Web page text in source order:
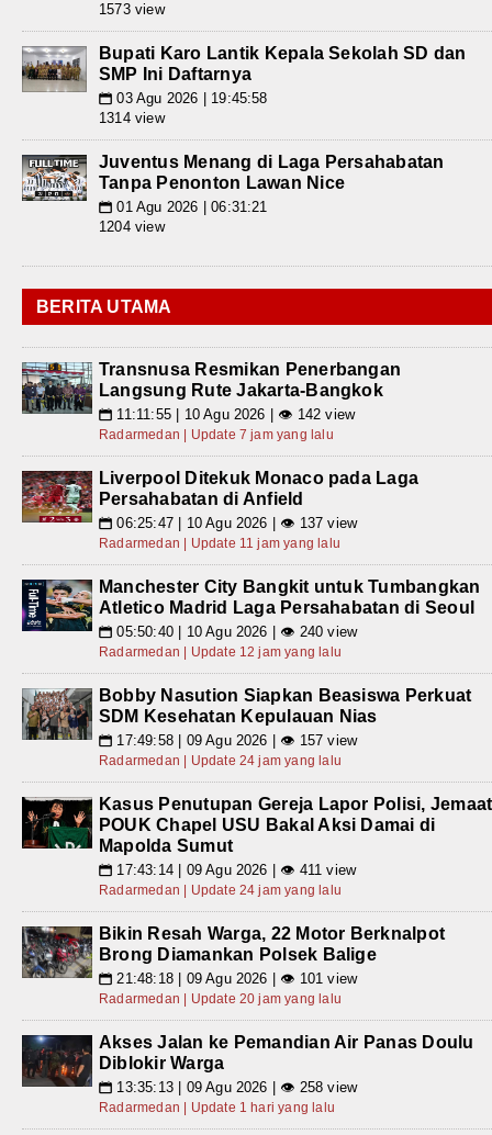
1573 view
Bupati Karo Lantik Kepala Sekolah SD dan
SMP Ini Daftarnya
📅 03 Agu 2026 | 19:45:58
1314 view
Juventus Menang di Laga Persahabatan
Tanpa Penonton Lawan Nice
📅 01 Agu 2026 | 06:31:21
1204 view
BERITA UTAMA
Transnusa Resmikan Penerbangan
Langsung Rute Jakarta-Bangkok
📅 11:11:55 | 10 Agu 2026 | 👁 142 view
Radarmedan | Update 7 jam yang lalu
Liverpool Ditekuk Monaco pada Laga
Persahabatan di Anfield
📅 06:25:47 | 10 Agu 2026 | 👁 137 view
Radarmedan | Update 11 jam yang lalu
Manchester City Bangkit untuk Tumbangkan
Atletico Madrid Laga Persahabatan di Seoul
📅 05:50:40 | 10 Agu 2026 | 👁 240 view
Radarmedan | Update 12 jam yang lalu
Bobby Nasution Siapkan Beasiswa Perkuat
SDM Kesehatan Kepulauan Nias
📅 17:49:58 | 09 Agu 2026 | 👁 157 view
Radarmedan | Update 24 jam yang lalu
Kasus Penutupan Gereja Lapor Polisi, Jemaat
POUK Chapel USU Bakal Aksi Damai di
Mapolda Sumut
📅 17:43:14 | 09 Agu 2026 | 👁 411 view
Radarmedan | Update 24 jam yang lalu
Bikin Resah Warga, 22 Motor Berknalpot
Brong Diamankan Polsek Balige
📅 21:48:18 | 09 Agu 2026 | 👁 101 view
Radarmedan | Update 20 jam yang lalu
Akses Jalan ke Pemandian Air Panas Doulu
Diblokir Warga
📅 13:35:13 | 09 Agu 2026 | 👁 258 view
Radarmedan | Update 1 hari yang lalu